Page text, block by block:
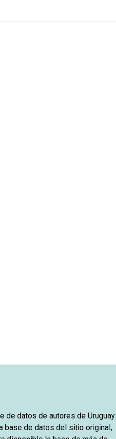
de datos de autores de Uruguay.
base de datos del sitio original,